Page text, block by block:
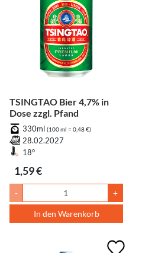
TSINGTAO Bier 4,7% in
Dose zzgl. Pfand
330ml (100 ml = 0,48 €)
28.02.2027
18°
1,59 €
- +
In den Warenkorb